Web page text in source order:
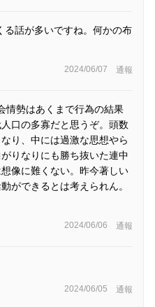
る話が多いですね。何かの布
2024/06/07 通報
情勢はあくまで行為の結果
口の多寡だと思うぞ。頭数
り、中には過激な思想やら
りなりにも勝ち抜いた連中
像に難くない。昨今著しい
ができるとは考えられん。
2024/06/06 通報
2024/06/05 通報